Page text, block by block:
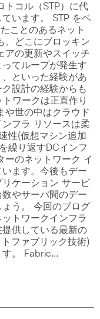
トコル（STP）に代
います。 STP をベ
ことのあるネット
、どこにブロッキン
アの更新やスイッチ
てループが発生す
といった経験があ
設計の経験からも
ワークは正直作り
や世の中はクラウド
フラ リソースは柔
性(仮想マシン追加
繰り返すDCインフ
ーのネットワーク イ
ます。今後もデー
ケーション サービ
やサーバ間のデー
う。 今回のブログ
トワークインフラ
供している最新の
ファブリック技術)
す。 Fabric…